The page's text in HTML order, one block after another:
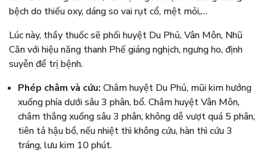
bệch do thiếu oxy, dáng so vai rụt cổ, mệt mỏi,…
Lúc này, thầy thuốc sẽ phối huyệt Du Phủ, Vân Môn, Nhũ
Căn với hiệu năng thanh Phế giáng nghịch, ngưng ho, định
suyễn để trị bệnh.
Phép châm và cứu: Châm huyệt Du Phủ, mũi kim hướng
xuống phía dưới sâu 3 phân, bổ. Châm huyệt Vân Môn,
châm thẳng xuống sâu 3 phân, không dễ vượt quá 5 phân,
tiên tả hậu bổ, nếu nhiệt thì không cứu, hàn thì cứu 3
tráng, lưu kim 10 phút.